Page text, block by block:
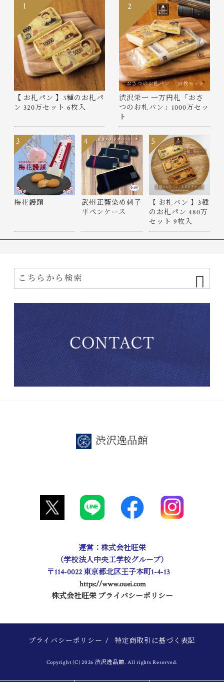
【 お札パン 】3種のお札パ
ン 320万セット 6枚入
1
渋沢栄一 一万円札「おさ
つのお札パン」1000万セッ
ト
2
梅花饅頭
3
武州正藍染め刺子
平ペンケース
4
【 お札パン 】3種
のお札パン 480万
セット 9枚入
5
渋沢逸品館
運営：株式会社旺栄
（学校法人中央工学校グループ）
〒114-0022 東京都北区王子本町1-4-13
https://www.ouei.com
株式会社旺栄 プライバシーポリシー
プライバシーポリシー / 特定商取引に基づく表記
Copyright (C) 2026 渋沢逸品館. All rights Reserved.